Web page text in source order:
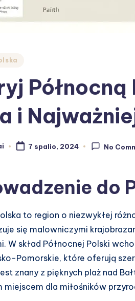
Północną
i
7 spalio, 2024 No
do
to region o niezwykłej
się malowniczymi
W skład Północnej Polski
Pomorskie, które oferują
znany z pięknych plaż nad
miejscem dla miłośników